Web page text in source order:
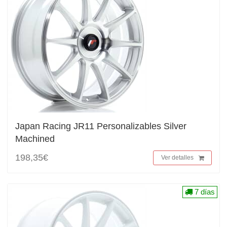
Japan Racing JR11 Personalizables Silver
Machined
198,35€
Ver detalles
7 días